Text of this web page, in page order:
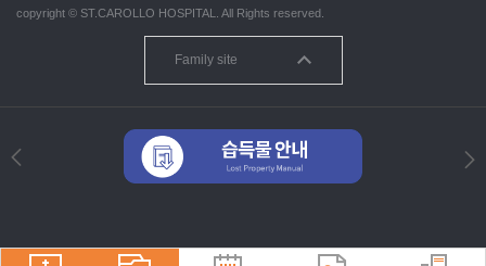
Family site
copyright © ST.CAROLLO HOSPITAL. All Rights reserved.